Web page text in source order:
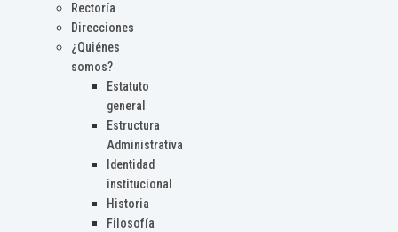
Rectoría
Direcciones
¿Quiénes
somos?
Estatuto
general
Estructura
Administrativa
Identidad
institucional
Historia
Filosofía